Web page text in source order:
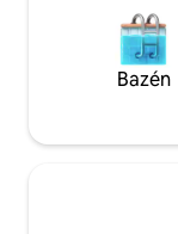
Bazén